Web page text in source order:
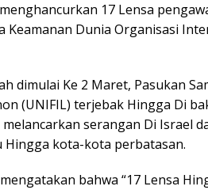
17 Lensa
Dunia Organisasi
dimulai Ke 2 Maret, Pasukan
(UNIFIL) terjebak Hingga Di
serangan Di Israel
Hingga kota-kota perbatasan.
bahwa “17 Lensa